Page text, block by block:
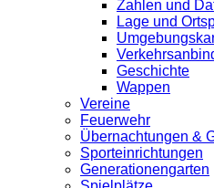
Zahlen und
Lage und
Geschichte
Wappen
Vereine
Feuerwehr
Übernachtungen &
Sporteinrichtungen
Generationengarten